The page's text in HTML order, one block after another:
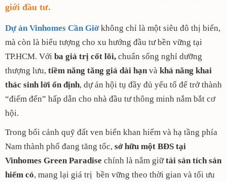
giới đầu tư.
Dự án Vinhomes Cần Giờkhông chỉ là một siêu đô thị biển,
mà còn là biểu tượng cho xu hướng đầu tư bền vững tại
TP.HCM. Với ba giá trị cốt lõi, chuẩn sống nghỉ dưỡng
thượng lưu, tiềm năng tăng giá dài hạnvà khả năng khai
thác sinh lời ổn định, dự án hội tụ đầy đủ yếu tố để trở thành
“điểm đến” hấp dẫn cho nhà đầu tư thông minh nắm bắt cơ
hội.
Trong bối cảnh quỹ đất ven biển khan hiếm và hạ tầng phía
Nam thành phố đang tăng tốc, sở hữu một BĐS tại
Vinhomes Green Paradise chính là nắm giữtài sản tích sản
hiếm có, mang lại giá trị bền vững theo thời gian và tối ưu